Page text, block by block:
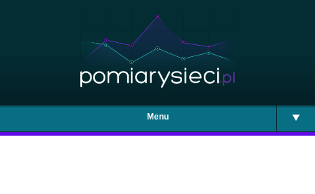
Menu